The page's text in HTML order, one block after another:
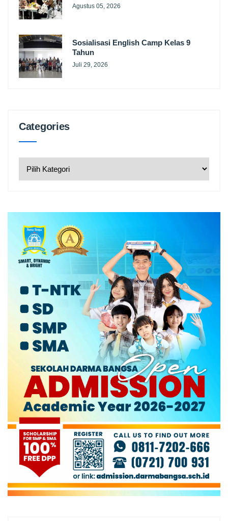
Agustus 05, 2026
Sosialisasi English Camp Kelas 9
Tahun
Juli 29, 2026
Categories